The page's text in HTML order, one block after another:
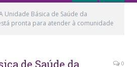
Unidade Básica de Saúde da
pronta para atender à comunidade
de Saúde da
0